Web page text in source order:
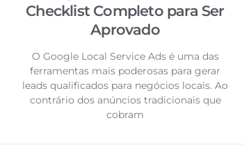
Checklist Completo para Ser
Aprovado
O Google Local Service Ads é uma das
ferramentas mais poderosas para gerar
leads qualificados para negócios locais. Ao
contrário dos anúncios tradicionais que
cobram